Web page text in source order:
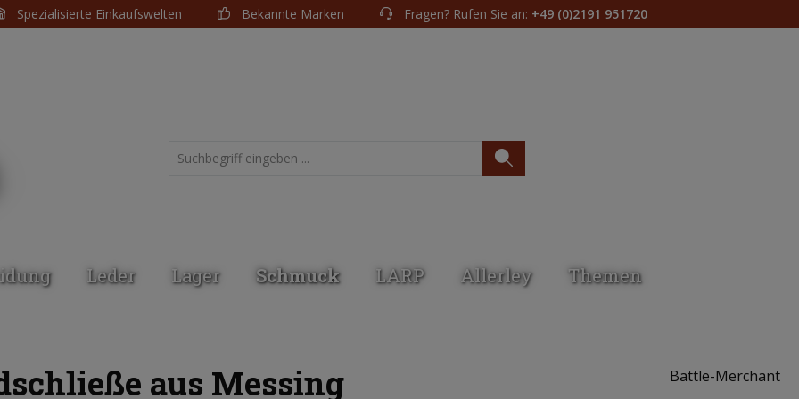
Spezialisierte Einkaufswelten Bekannte Marken Fragen? Rufen Sie an: +49 (0)2191 951720
Leder Lager Schmuck LARP Allerley Themen
aus Messing Battle-Merchant